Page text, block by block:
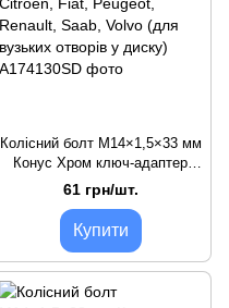
Колісний болт M14×1,5×33 мм
Конус Хром ключ-адаптер
AK192106SD для Alfa Romeo,
BMW, Citroen, Fiat, Peugeot,
Renault, Saab, Volvo (для
вузьких отворів у диску)
61 грн/шт.
Купити